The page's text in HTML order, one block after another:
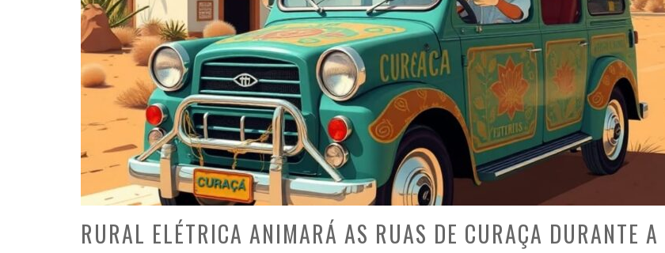
RURAL ELÉTRICA ANIMARÁ AS RUAS DE CURAÇA DURANTE A